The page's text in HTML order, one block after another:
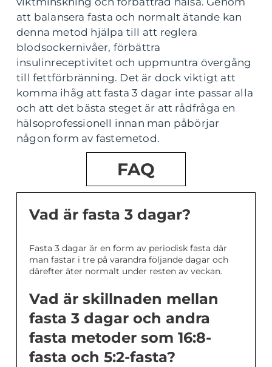
att balansera fasta och normalt ätande kan
denna metod hjälpa till att reglera
blodsockernivåer, förbättra
insulinreceptivitet och uppmuntra övergång
till fettförbränning. Det är dock viktigt att
komma ihåg att fasta 3 dagar inte passar alla
och att det bästa steget är att rådfråga en
hälsoprofessionell innan man påbörjar
någon form av fastemetod.
FAQ
Vad är fasta 3 dagar?
Fasta 3 dagar är en form av periodisk fasta där
man fastar i tre på varandra följande dagar och
därefter äter normalt under resten av veckan.
Vad är skillnaden mellan
fasta 3 dagar och andra
fasta metoder som 16:8-
fasta och 5:2-fasta?